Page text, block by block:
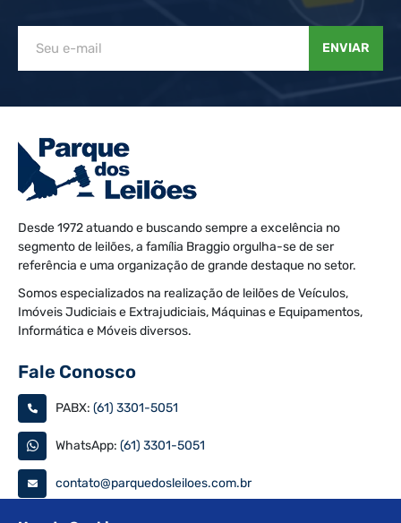
ENVIAR
Desde 1972 atuando e buscando sempre a excelência no
segmento de leilões, a família Braggio orgulha-se de ser
referência e uma organização de grande destaque no setor.
Somos especializados na realização de leilões de Veículos,
Imóveis Judiciais e Extrajudiciais, Máquinas e Equipamentos,
Informática e Móveis diversos.
Fale Conosco
PABX: (61) 3301-5051
WhatsApp: (61) 3301-5051
contato@parquedosleiloes.com.br